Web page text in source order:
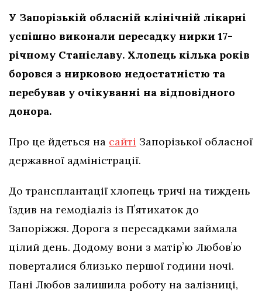
У Запорізькій обласній клінічній лікарні
успішно виконали пересадку нирки 17-
річному Станіславу. Хлопець кілька років
боровся з нирковою недостатністю та
перебував у очікуванні на відповідного
донора.
Про це йдеться на сайті Запорізької обласної
державної адміністрації.
До трансплантації хлопець тричі на тиждень
їздив на гемодіаліз із Пʼятихаток до
Запоріжжя. Дорога з пересадками займала
цілий день. Додому вони з матірʼю Любовʼю
поверталися близько першої години ночі.
Пані Любов залишила роботу на залізниці,